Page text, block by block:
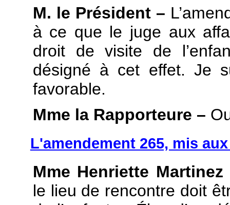
M. le Président –
à ce que le juge aux
droit de visite de
désigné à cet effet. Je
favorable.
Mme la Rapporteure –
L'amendement 265, mis
Mme Henriette Martinez
le lieu de rencontre doit